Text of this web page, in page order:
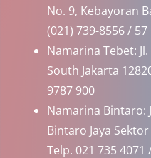
No. 9, Kebayoran
(021) 739-8556 / 57
Namarina Tebet:
South Jakarta
9787 900
Namarina Bintaro:
Bintaro Jaya
Telp. 021 735 4071